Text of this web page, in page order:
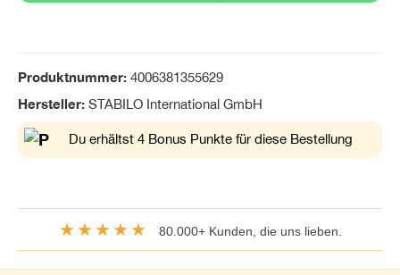
Produktnummer: 4006381355629
Hersteller: STABILO International GmbH
Du erhältst 4 Bonus Punkte für diese Bestellung
★★★★★ 80.000+ Kunden, die uns lieben.